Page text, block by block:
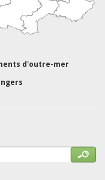
d'outre-mer